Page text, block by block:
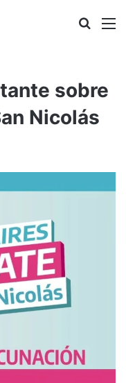
Buscar
sobre
Nicolás